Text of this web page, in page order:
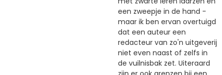
een zweepje in de hand -
maar ik ben ervan overtuigd
dat een auteur een
redacteur van zo'n uitgeverij
niet even naast of zelfs in
de vuilnisbak zet. Uiteraard